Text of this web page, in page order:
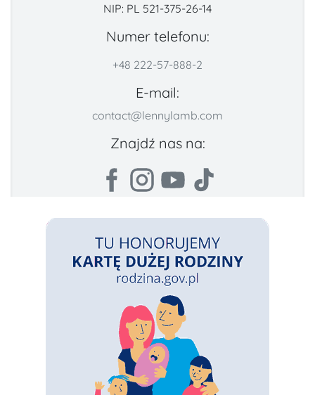
NIP: PL 521-375-26-14
Numer telefonu:
+48 222-57-888-2
E-mail:
contact@lennylamb.com
Znajdź nas na: